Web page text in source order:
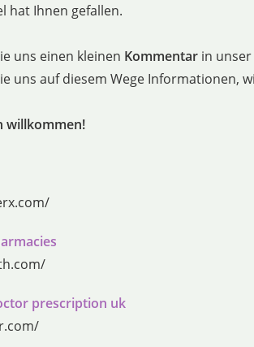
hat Ihnen gefallen.
uns einen kleinen Kommentar in
uns auf diesem Wege Informationen,
willkommen!
prescription uk